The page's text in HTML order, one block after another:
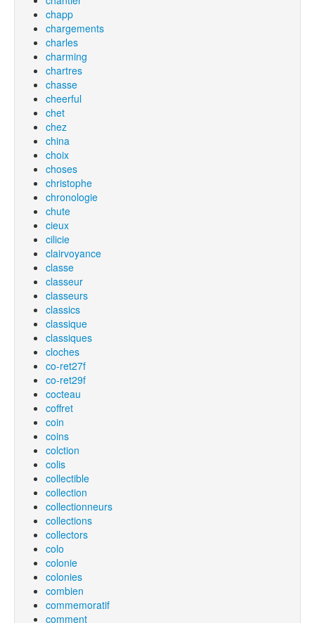
chapp
chargements
charles
charming
chartres
chasse
cheerful
chet
chez
china
choix
choses
christophe
chronologie
chute
cieux
cilicie
clairvoyance
classe
classeur
classeurs
classics
classique
classiques
cloches
co-ret27f
co-ret29f
cocteau
coffret
coin
coins
colction
colis
collectible
collection
collectionneurs
collections
collectors
colo
colonie
colonies
combien
commemoratif
comment